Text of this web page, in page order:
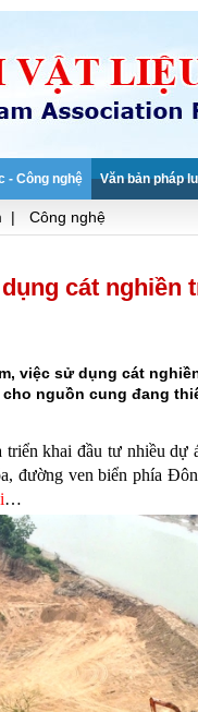
- Công nghệ Văn bản pháp
| Công nghệ
cát nghiền
việc sử dụng cát
nguồn cung đang
khai đầu tư nhiều
đường ven biển phía
…